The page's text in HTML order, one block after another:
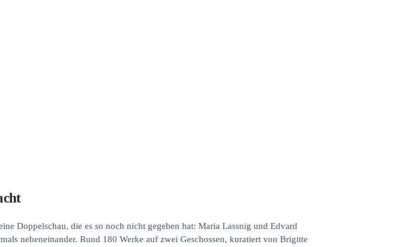
Doppelschau, die es so noch nicht gegeben hat: Maria Lassnig und Edvard
nebeneinander. Rund 180 Werke auf zwei Geschossen, kuratiert von Brigitte